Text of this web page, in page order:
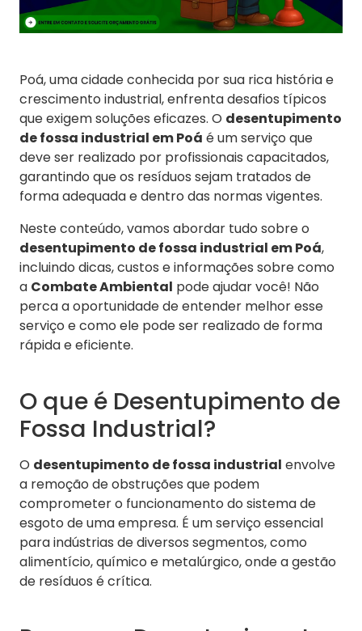
Poá, uma cidade conhecida por sua rica história e
crescimento industrial, enfrenta desafios típicos
que exigem soluções eficazes. O desentupimento
de fossa industrial em Poá é um serviço que
deve ser realizado por profissionais capacitados,
garantindo que os resíduos sejam tratados de
forma adequada e dentro das normas vigentes.
Neste conteúdo, vamos abordar tudo sobre o
desentupimento de fossa industrial em Poá,
incluindo dicas, custos e informações sobre como
a Combate Ambiental pode ajudar você! Não
perca a oportunidade de entender melhor esse
serviço e como ele pode ser realizado de forma
rápida e eficiente.
O que é Desentupimento de
Fossa Industrial?
O desentupimento de fossa industrial envolve
a remoção de obstruções que podem
comprometer o funcionamento do sistema de
esgoto de uma empresa. É um serviço essencial
para indústrias de diversos segmentos, como
alimentício, químico e metalúrgico, onde a gestão
de resíduos é crítica.